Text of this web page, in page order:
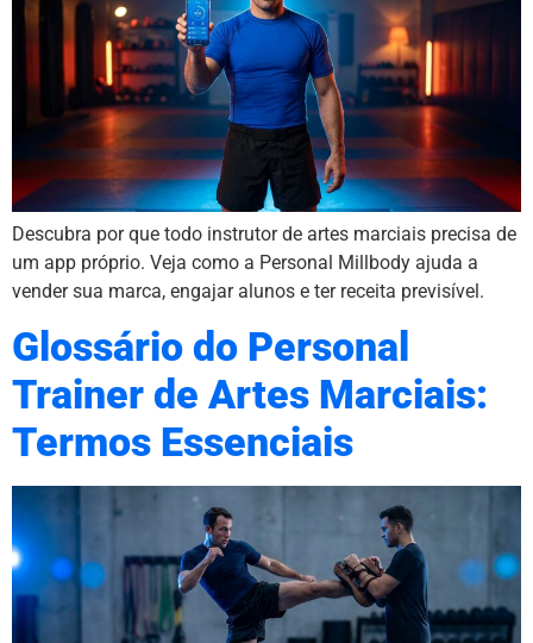
Descubra por que todo instrutor de artes marciais precisa de
um app próprio. Veja como a Personal Millbody ajuda a
vender sua marca, engajar alunos e ter receita previsível.
Glossário do Personal
Trainer de Artes Marciais:
Termos Essenciais